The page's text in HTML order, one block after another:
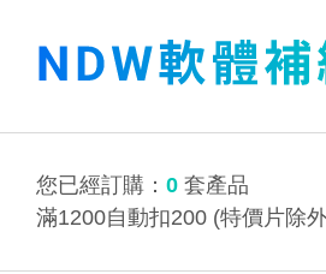
您已經訂購： 0 套產品
滿1200自動扣200 (特價片除